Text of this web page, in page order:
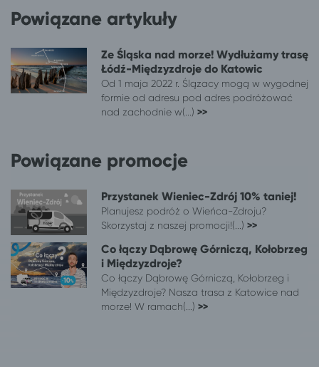
Września
Kołobrzeg
Zabrze
Kołobrzeg
Zamość*
Kołobrzeg
Zgierz
Kołobrzeg
Zielona Góra
Kołobrzeg
940 miejscowości
Wieniec Zdrój
Bydgoszcz
Wieniec Zdrój
Dąbrowa Górnicza
Wieniec Zdrój
Ełk
Wieniec Zdrój
Gdańsk
Wieniec Zdrój
Gdynia
Wieniec Zdrój
Giżycko
Wieniec Zdrój
Gliwice
Wieniec Zdrój
Gorzów Wielkopolski
Wieniec Zdrój
Wieniec Zdrój
Powiązane artykuły
Ze Śląska nad morze! Wydłużamy trasę
Łódź-Międzyzdroje do Katowic
Od 1 maja 2022 r. Ślązacy mogą w wygodnej
formie od adresu pod adres podróżować
nad zachodnie w(...) >>
Powiązane promocje
Przystanek Wieniec-Zdrój 10% taniej!
Planujesz podróż o Wieńca-Zdroju?
Skorzystaj z naszej promocji!(...) >>
Co łączy Dąbrowę Górniczą, Kołobrzeg
i Międzyzdroje?
Co łączy Dąbrowę Górniczą, Kołobrzeg i
Międzyzdroje? Nasza trasa z Katowice nad
morze! W ramach(...) >>